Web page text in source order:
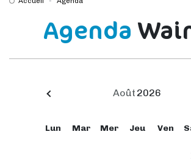
Agenda
Août 2026
Lun Mar Mer Jeu Ven